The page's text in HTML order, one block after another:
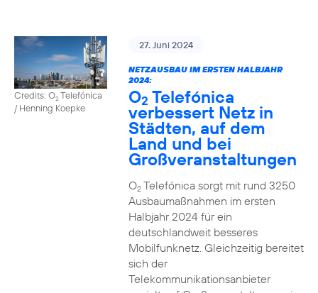
Credits: O2Telefónica
/ Henning Koepke
27. Juni 2024
NETZAUSBAU IM ERSTEN HALBJAHR
2024:
O2 Telefónica
verbessert Netz in
Städten, auf dem
Land und bei
Großveranstaltungen
O2Telefónica sorgt mit rund 3250
Ausbaumaßnahmen im ersten
Halbjahr 2024 für ein
deutschlandweit besseres
Mobilfunknetz. Gleichzeitig bereitet
sich der
Telekommunikationsanbieter